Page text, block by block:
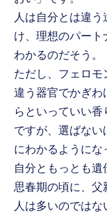
人は自分とは違
け、理想のパート
わかるのだそう。
ただし、フェロモ
違う器官でかぎわ
らといっていい香
ですが、選ばない
にわかるようにな
自分ともっとも遺
思春期の頃に、父
人は多いのではな